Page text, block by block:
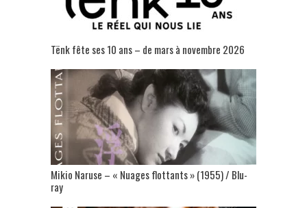
Tënk fête ses 10 ans – de mars à novembre 2026
Mikio Naruse – « Nuages flottants » (1955) / Blu-
ray